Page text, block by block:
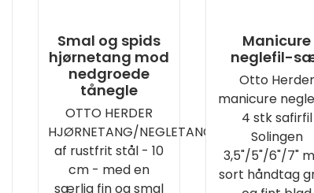
Smal og spids
hjørnetang mod
nedgroede
tånegle
OTTO HERDER
HJØRNETANG/NEGLETANG
af rustfrit stål - 10
cm - med en
særlig fin og smal
Manicure
neglefil-
Otto Herder
manicure
4 stk safirfil
Solingen
3,5"/5"/6"/7"
sort håndtag